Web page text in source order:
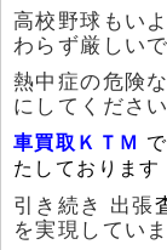
高校野球もい
わらず厳しい
熱中症の危険
にしてください
車買取ＫＴＭ で
たしております
引き続き 出張
を実現してい